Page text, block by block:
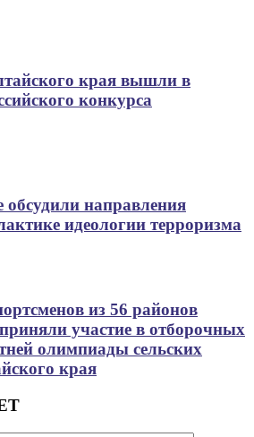
края вышли в
конкурса
направления
идеологии терроризма
из 56 районов
участие в отборочных
олимпиады сельских
края